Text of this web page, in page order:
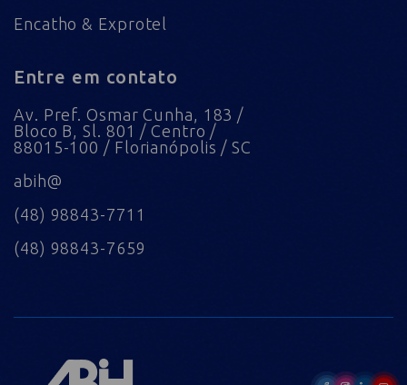
Encatho & Exprotel
Entre em contato
Av. Pref. Osmar Cunha, 183 /
Bloco B, Sl. 801 / Centro /
88015-100 / Florianópolis / SC
abih@
(48) 98843-7711
(48) 98843-7659